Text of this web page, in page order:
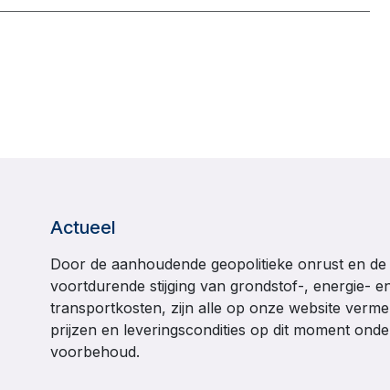
Actueel
Door de aanhoudende geopolitieke onrust en de
voortdurende stijging van grondstof-, energie-
transportkosten, zijn alle op onze website
prijzen en leveringscondities op dit moment
voorbehoud.